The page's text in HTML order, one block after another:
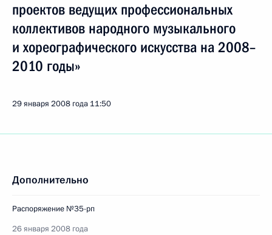
проектов ведущих профессиональных
коллективов народного музыкального
и хореографического искусства на 2008–
2010 годы»
29 января 2008 года 11:50
Дополнительно
Распоряжение №35-рп
26 января 2008 года